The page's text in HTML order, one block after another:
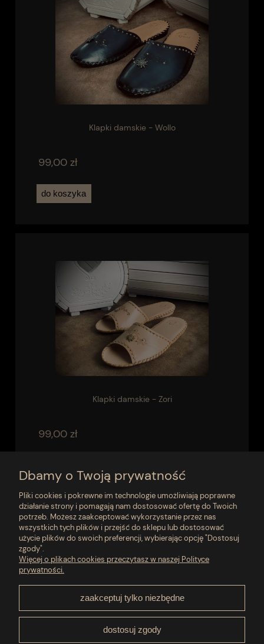
Klapki damskie - Wollo
99,00 zł
do koszyka
Klapki damskie - Zori
99,00 zł
« 1 2 »
Moje konto
Płatności i dostawa
Pomoc
Dbamy o Twoją prywatność
Pliki cookies i pokrewne im technologie umożliwiają poprawne
działanie strony i pomagają nam dostosować ofertę do Twoich
potrzeb. Możesz zaakceptować wykorzystanie przez nas
wszystkich tych plików i przejść do sklepu lub dostosować
użycie plików do swoich preferencji, wybierając opcję "Dostosuj
zgody".
Więcej o plikach cookies przeczytasz w naszej Polityce
prywatności.
zaakceptuj tylko niezbędne
dostosuj zgody